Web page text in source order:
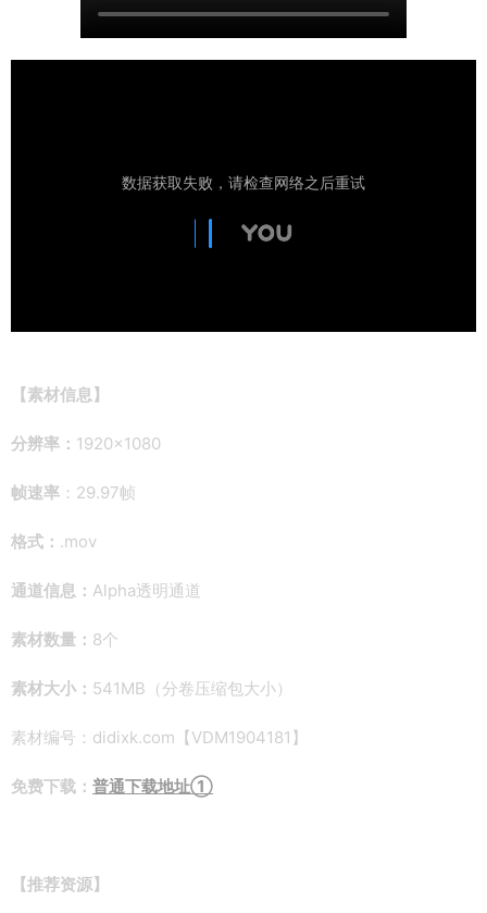
【素材信息】
分辨率： 1920×1080
帧速率 ：29.97帧
格式： .mov
通道信息： Alpha透明通道
素材数量： 8个
素材大小： 541MB（分卷压缩包大小）
素材编号：didixk.com【VDM1904181】
免费下载： 普通下载地址①
【推荐资源】